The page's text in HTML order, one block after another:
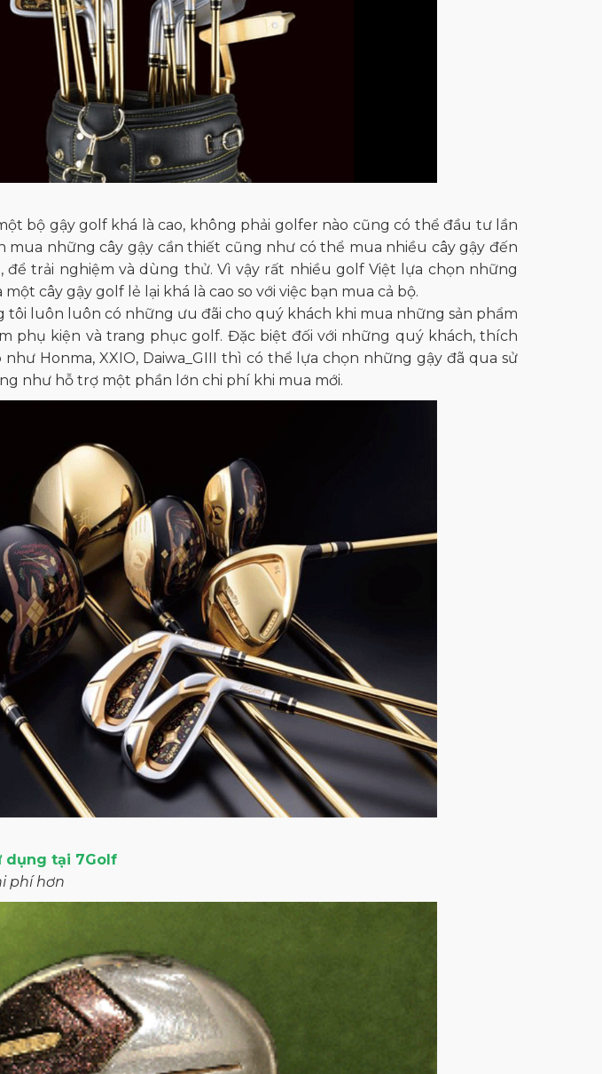
bộ gậy golf khá là cao, không phải golfer nào cũng có thể đầu tư lần
mua những cây gậy cần thiết cũng như có thể mua nhiều cây gậy đến
trải nghiệm và dùng thử. Vì vậy rất nhiều golf Việt lựa chọn những
cây gậy golf lẻ lại khá là cao so với việc bạn mua cả bộ.
tôi luôn luôn có những ưu đãi cho quý khách khi mua những sản phẩm
phụ kiện và trang phục golf. Đặc biệt đối với những quý khách, thích
Honma, XXIO, Daiwa_GIII thì có thể lựa chọn những gậy đã qua sử
như hỗ trợ một phần lớn chi phí khi mua mới.
dụng tại 7Golf
phí hơn